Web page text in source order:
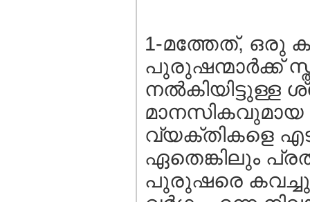
1-മത്തേത്, ഒരു
പുരുഷന്മാര്‍ക്ക്‌
നല്‍കിയിട്ടുള്ള
വ്യക്തികളെ
ഏതെങ്കിലും
പുരുഷരെ കവച്ചു